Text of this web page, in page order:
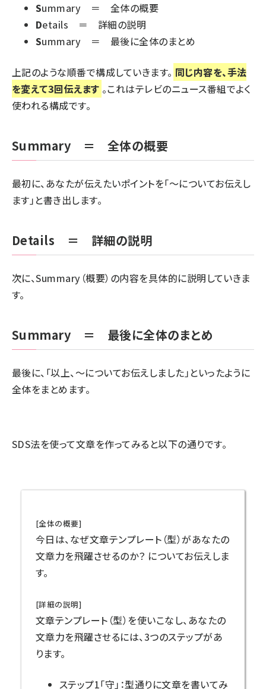
Summary ＝ 全体の概要
Details ＝ 詳細の説明
Summary ＝ 最後に全体のまとめ
上記のような順番で構成していきます。 同じ内容を、手法
を変えて3回伝えます 。これはテレビのニュース番組でよく
使われる構成です。
Summary ＝ 全体の概要
最初に、あなたが伝えたいポイントを「～についてお伝えし
ます」と書き出します。
Details ＝ 詳細の説明
次に、Summary（概要）の内容を具体的に説明していきま
す。
Summary ＝ 最後に全体のまとめ
最後に、「以上、～についてお伝えしました」といったように
全体をまとめます。
SDS法を使って文章を作ってみると以下の通りです。
[全体の概要]
今日は、なぜ文章テンプレート（型）があなたの
文章力を飛躍させるのか？ についてお伝えしま
す。
[詳細の説明]
文章テンプレート（型）を使いこなし、あなたの
文章力を飛躍させるには、3つのステップがあ
ります。
ステップ1「守」：型通りに文章を書いてみ